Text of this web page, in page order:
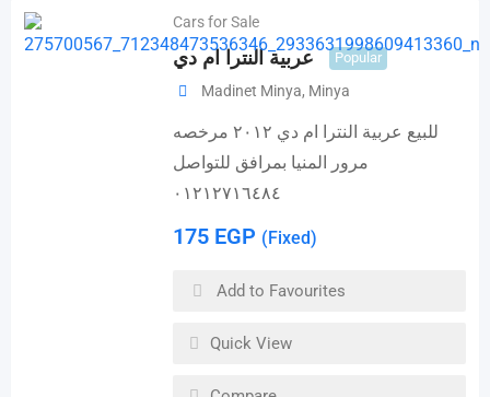
Cars for Sale
عربية النترا ام دي Popular
Madinet Minya, Minya
للبيع عربية النترا ام دي ٢٠١٢ مرخصه
مرور المنيا بمرافق للتواصل
٠١٢١٢٧١٦٤٨٤
175 EGP (Fixed)
Add to Favourites
Quick View